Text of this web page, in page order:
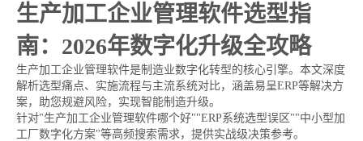
报价）
生产加工企业管理软件选型指
南：2026年数字化升级全攻略
生产加工企业管理软件是制造业数字化转型的核心引擎。本文深度
解析选型痛点、实施流程与主流系统对比，涵盖易呈ERP等解决方
案，助您规避风险，实现智能制造升级。
针对"生产加工企业管理软件哪个好""ERP系统选型误区""中小型加
工厂数字化方案"等高频搜索需求，提供实战级决策参考。